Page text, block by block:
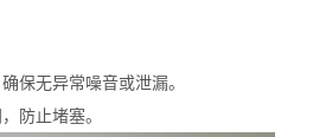
保无异常噪音或泄漏。
防止堵塞。